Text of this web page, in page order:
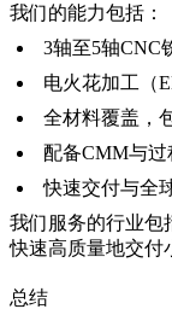
我们的能力包括：
3轴至5轴CNC
电火花加工（
全材料覆盖，
配备CMM与过
快速交付与全
我们服务的行业包
快速高质量地交付
总结